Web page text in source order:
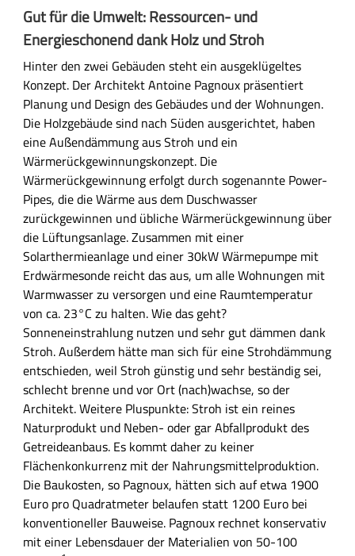
Gut für die Umwelt: Ressourcen- und
Energieschonend dank Holz und Stroh
Hinter den zwei Gebäuden steht ein ausgeklügeltes
Konzept. Der Architekt Antoine Pagnoux präsentiert
Planung und Design des Gebäudes und der Wohnungen.
Die Holzgebäude sind nach Süden ausgerichtet, haben
eine Außendämmung aus Stroh und ein
Wärmerückgewinnungskonzept. Die
Wärmerückgewinnung erfolgt durch sogenannte Power-
Pipes, die die Wärme aus dem Duschwasser
zurückgewinnen und übliche Wärmerückgewinnung über
die Lüftungsanlage. Zusammen mit einer
Solarthermieanlage und einer 30kW Wärmepumpe mit
Erdwärmesonde reicht das aus, um alle Wohnungen mit
Warmwasser zu versorgen und eine Raumtemperatur
von ca. 23°C zu halten. Wie das geht?
Sonneneinstrahlung nutzen und sehr gut dämmen dank
Stroh. Außerdem hätte man sich für eine Strohdämmung
entschieden, weil Stroh günstig und sehr beständig sei,
schlecht brenne und vor Ort (nach)wachse, so der
Architekt. Weitere Pluspunkte: Stroh ist ein reines
Naturprodukt und Neben- oder gar Abfallprodukt des
Getreideanbaus. Es kommt daher zu keiner
Flächenkonkurrenz mit der Nahrungsmittelproduktion.
Die Baukosten, so Pagnoux, hätten sich auf etwa 1900
Euro pro Quadratmeter belaufen statt 1200 Euro bei
konventioneller Bauweise. Pagnoux rechnet konservativ
mit einer Lebensdauer der Materialien von 50-100